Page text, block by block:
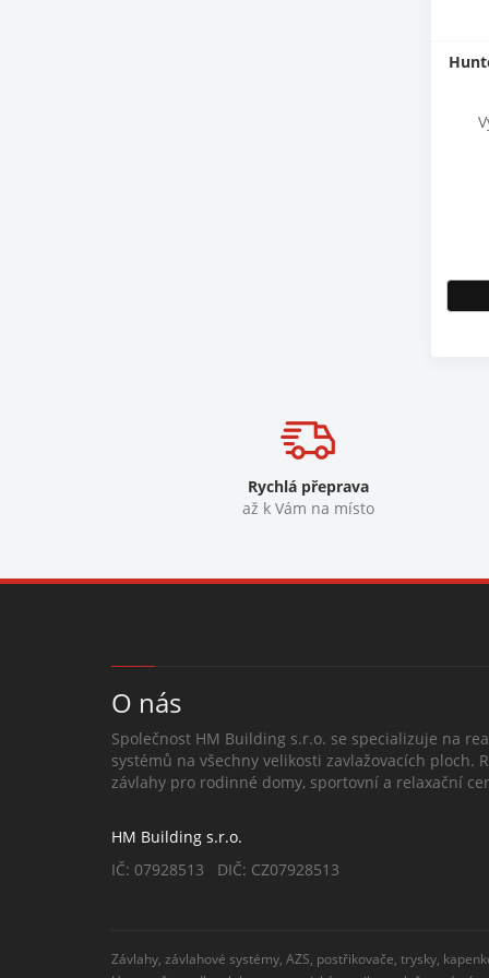
Rychlá přeprava
až k Vám na místo
O nás
Společnost HM Building s.r.o. se specializuje na
systémů na všechny velikosti zavlažovacích ploch.
závlahy pro rodinné domy, sportovní a relaxační
HM Building s.r.o.
IČ: 07928513 DIČ: CZ07928513
Závlahy, závlahové systémy, AZS, postřikovače, trysky,